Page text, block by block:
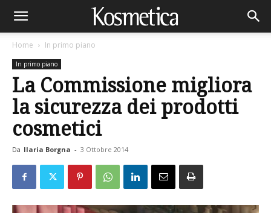
Home In primo piano
In primo piano
La Commissione migliora
la sicurezza dei prodotti
cosmetici
Da Ilaria Borgna - 3 Ottobre 2014